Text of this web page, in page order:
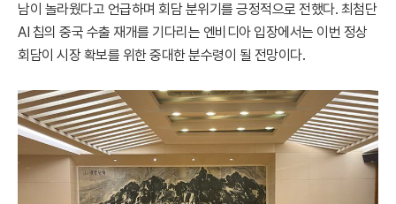
남이 놀라웠다고 언급하며 회담 분위기를 긍정적으로 전했다. 최첨단
AI 칩의 중국 수출 재개를 기다리는 엔비디아 입장에서는 이번 정상
회담이 시장 확보를 위한 중대한 분수령이 될 전망이다.